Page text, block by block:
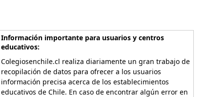
Información importante para usuarios y centros
educativos:
Colegiosenchile.cl realiza diariamente un gran trabajo de
recopilación de datos para ofrecer a los usuarios
información precisa acerca de los establecimientos
educativos de Chile. En caso de encontrar algún error en